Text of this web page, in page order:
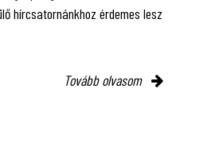
hírcsatornánkhoz érdemes lesz
Tovább olvasom